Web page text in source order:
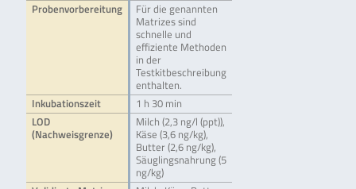
Probenvorbereitung
Für die genannten
Matrizes sind
schnelle und
effiziente Methoden
in der
Testkitbeschreibung
enthalten.
Inkubationszeit
1 h 30 min
LOD
(Nachweisgrenze)
Milch (2,3 ng/l (ppt)),
Käse (3,6 ng/kg),
Butter (2,6 ng/kg),
Säuglingsnahrung (5
ng/kg)